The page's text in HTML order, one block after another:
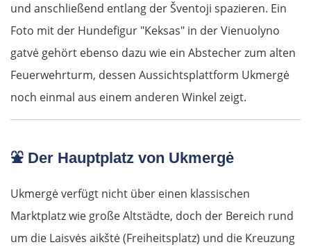
und anschließend entlang der Šventoji spazieren. Ein
Foto mit der Hundefigur "Keksas" in der Vienuolyno
gatvė gehört ebenso dazu wie ein Abstecher zum alten
Feuerwehrturm, dessen Aussichtsplattform Ukmergė
noch einmal aus einem anderen Winkel zeigt.
⛲ Der Hauptplatz von Ukmergė
Ukmergė verfügt nicht über einen klassischen
Marktplatz wie große Altstädte, doch der Bereich rund
um die Laisvės aikštė (Freiheitsplatz) und die Kreuzung